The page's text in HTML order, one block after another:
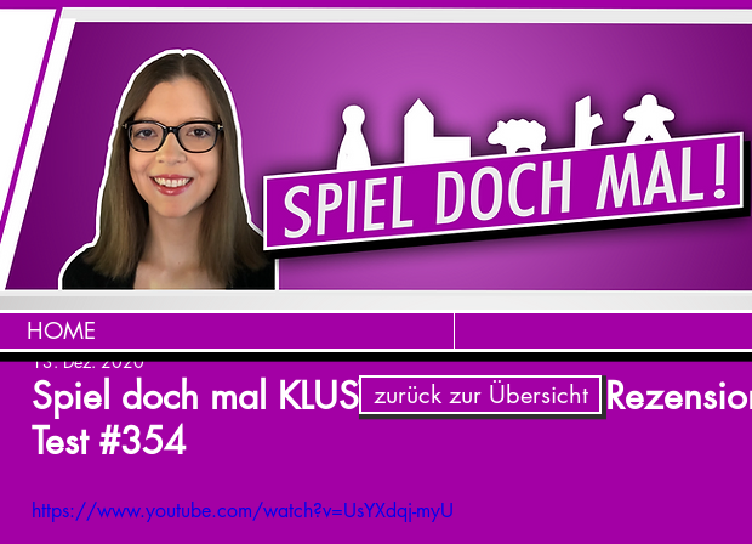
Spiel doch mal KLUSTER! - Brettspiel
Test #354
13. Dez. 2020
https://www.youtube.com/watch?v=UsYXdqj-myU
zurück zur Übersicht
HOME